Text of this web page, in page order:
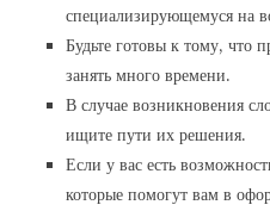
специализирующемуся на
Будьте готовы к тому, что
занять много времени.
В случае возникновения
ищите пути их решения.
Если у вас есть
которые помогут вам в